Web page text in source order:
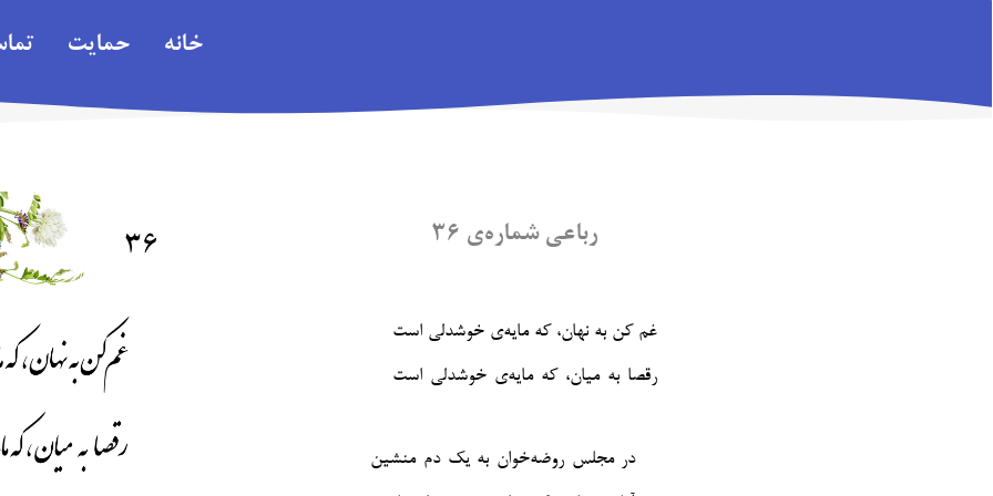
حمایت خانه
رباعی شماره‌ی ۳۶
غم کن به نهان، که مایه‌ی خوشدلی است
رقصا به میان، که مایه‌ی خوشدلی است
در مجلس روضه‌خوان به یک دم منشین